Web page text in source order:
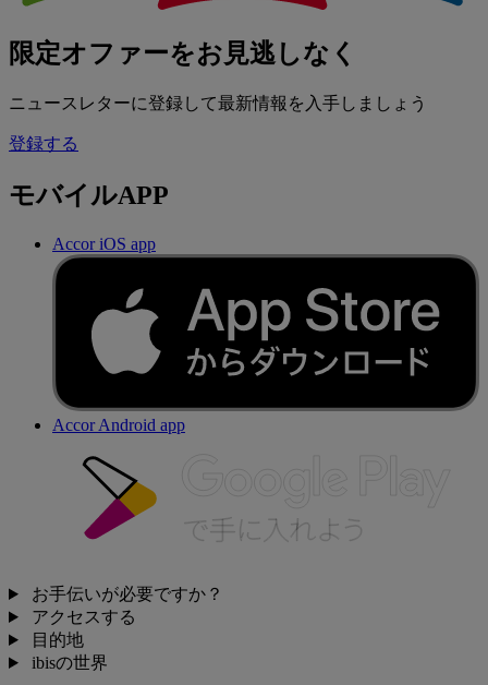
限定オファーをお見逃しなく
ニュースレターに登録して最新情報を入手しましょう
登録する
モバイルAPP
Accor iOS app
Accor Android app
お手伝いが必要ですか？
アクセスする
目的地
ibisの世界